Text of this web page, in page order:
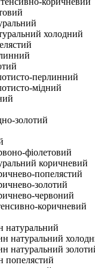
холодний
перлинний
мідний
золотий
фіолетовий
коричневий
попелястий
золотий
червоний
коричневий
натуральний
натуральний
натуральний
попелястий